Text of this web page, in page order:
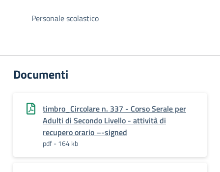
Personale scolastico
Documenti
timbro_Circolare n. 337 - Corso Serale per
Adulti di Secondo Livello - attività di
recupero orario –-signed
pdf - 164 kb